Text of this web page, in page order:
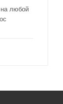
на любой